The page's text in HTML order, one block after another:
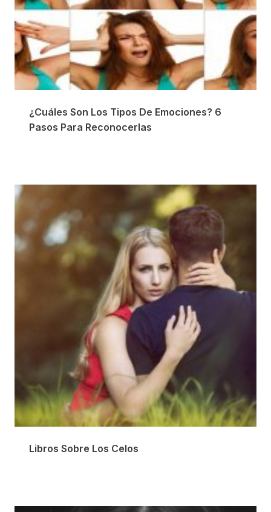
¿Cuáles Son Los Tipos De Emociones? 6
Pasos Para Reconocerlas
Libros Sobre Los Celos